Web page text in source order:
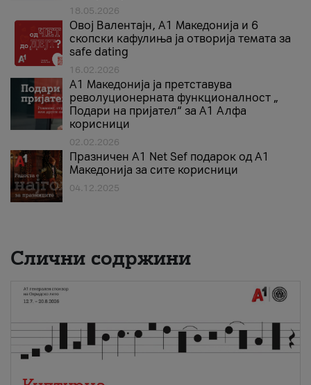
18.05.2026
Овој Валентајн, A1 Македонија и 6
скопски кафулиња ја отворија темата за
safe dating
16.02.2026
А1 Македонија ја претставува
револуционерната функционалност „
Подари на пријател“ за А1 Алфа
корисници
02.02.2026
Празничен A1 Net Sеf подарок од А1
Македонија за сите корисници
04.12.2025
Слични содржини